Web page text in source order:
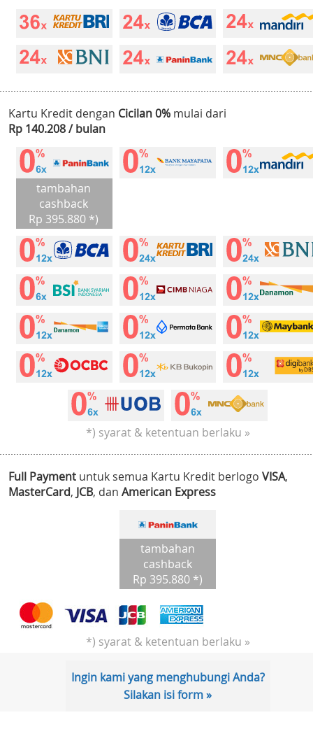
Kartu Kredit dengan Cicilan 0% mulai dari
Rp 140.208 / bulan
tambahan
cashback
Rp 395.880 *)
*) syarat & ketentuan berlaku »
Full Payment untuk semua Kartu Kredit berlogo VISA,
MasterCard, JCB, dan American Express
tambahan
cashback
Rp 395.880 *)
*) syarat & ketentuan berlaku »
Ingin kami yang menghubungi Anda?
Silakan isi form »